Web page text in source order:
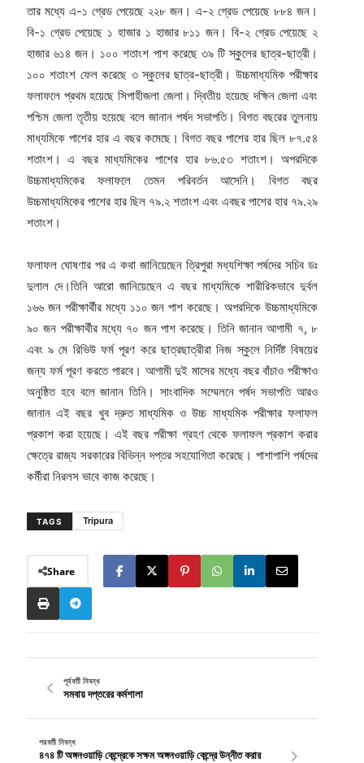
তার মধ্যে এ-১ গ্রেড পেয়েছে ২২৮ জন। এ-২ গ্রেড পেয়েছে ৮৮৪ জন।
বি-১ গ্রেড পেয়েছে ১ হাজার ১ হাজার ৮১১ জন। বি-২ গ্রেড পেয়েছে ২
হাজার ৬১৪ জন। ১০০ শতাংশ পাশ করেছে ৩৯ টি স্কুলের ছাত্র-ছাত্রী।
১০০ শতাংশ ফেল করেছে ৩ স্কুলের ছাত্র-ছাত্রী। উচ্চমাধ্যমিক পরীক্ষার
ফলাফলে প্রথম হয়েছে সিপাহীজলা জেলা। দ্বিতীয় হয়েছে দক্ষিন জেলা এবং
পশ্চিম জেলা তৃতীয় হয়েছে বলে জানান পর্ষদ সভাপতি। বিগত বছরের তুলনায়
মাধ্যমিকে পাশের হার এ বছর কমেছে। বিগত বছর পাশের হার ছিল ৮৭.৫৪
শতাংশ। এ বছর মাধ্যমিকের পাশের হার ৮৬.৫৩ শতাংশ। অপরদিকে
উচ্চমাধ্যমিকের ফলাফলে তেমন পরিবর্তন আসেনি। বিগত বছর
উচ্চমাধ্যমিকের পাশের হার ছিল ৭৯.২ শতাংশ এবং এবছর পাশের হার ৭৯.২৯
শতাংশ।
ফলাফল ঘোষণার পর এ কথা জানিয়েছেন ত্রিপুরা মধ্যশিক্ষা পর্ষদের সচিব ডঃ
দুলাল দে।তিনি আরো জানিয়েছেন এ বছর মাধ্যমিকে শারীরিকভাবে দুর্বল
১৬৬ জন পরীক্ষার্থীর মধ্যে ১১০ জন পাশ করেছে। অপরদিকে উচ্চমাধ্যমিকে
৯০ জন পরীক্ষার্থীর মধ্যে ৭০ জন পাশ করেছে। তিনি জানান আগামী ৭, ৮
এবং ৯ মে রিভিউ ফর্ম পূরণ করে ছাত্রছাত্রীরা নিজ স্কুলে নির্দিষ্ট বিষয়ের
জন্য ফর্ম পূরণ করতে পারবে। আগামী দুই মাসের মধ্যে বছর বাঁচাও পরীক্ষাও
অনুষ্ঠিত হবে বলে জানান তিনি। সাংবাদিক সম্মেলনে পর্ষদ সভাপতি আরও
জানান এই বছর খুব দ্রুত মাধ্যমিক ও উচ্চ মাধ্যমিক পরীক্ষার ফলাফল
প্রকাশ করা হয়েছে। এই বছর পরীক্ষা গ্রহণ থেকে ফলাফল প্রকাশ করার
ক্ষেত্রে রাজ্য সরকারের বিভিন্ন দপ্তর সহযোগিতা করেছে। পাশাপাশি পর্ষদের
কর্মীরা নিরলস ভাবে কাজ করেছে।
TAGS Tripura
Share
পূর্ববর্তী নিবন্ধ
সমবায় দপ্তরের কর্মশালা
পরবর্তী নিবন্ধ
৪৭৪ টি অঙ্গনওয়াড়ি কেন্দ্রেকে সক্ষম অঙ্গনওয়াড়ি কেন্দ্রে উন্নীত করার